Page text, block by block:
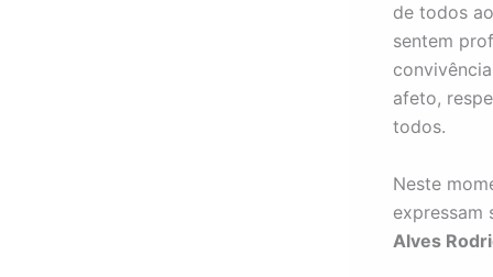
de todos
sentem
afeto,
todos.
Neste
expressam
Alves